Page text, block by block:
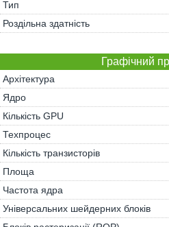
Тип
Роздільна здатність
Графічний
Архітектура
Ядро
Кількість GPU
Техпроцес
Кількість транзисторів
Площа
Частота ядра
Універсальних шейдерних блоків